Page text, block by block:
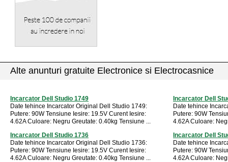
Alte anunturi gratuite Electronice si Electrocasnice
Incarcator Dell Studio 1749
Date tehince Incarcator Original Dell Studio 1749:
Putere: 90W Tensiune Iesire: 19.5V Curent Iesire:
4.62A Culoare: Negru Greutate: 0.40kg Tensiune ...
Incarcator Dell
Date tehince
Putere: 90W
4.62A Culoare:
Incarcator Dell Studio 1736
Date tehince Incarcator Original Dell Studio 1736:
Putere: 90W Tensiune Iesire: 19.5V Curent Iesire:
4.62A Culoare: Negru Greutate: 0.40kg Tensiune ...
Incarcator Dell
Date tehince
Putere: 90W
4.62A Culoare: